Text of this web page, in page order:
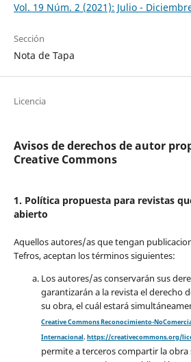
Vol. 19 Núm. 2 (2021): Julio -
Sección
Nota de Tapa
Licencia
Avisos de derechos de autor
Creative Commons
1. Política propuesta para revistas
abierto
Aquellos autores/as que tengan
Tefros, aceptan los términos siguientes:
Los autores/as conservarán sus
garantizarán a la revista el derecho
su obra, el cuál estará
Creative Commons Reconocimiento-
Internacional. https://creativecommons.org/
permite a terceros compartir la